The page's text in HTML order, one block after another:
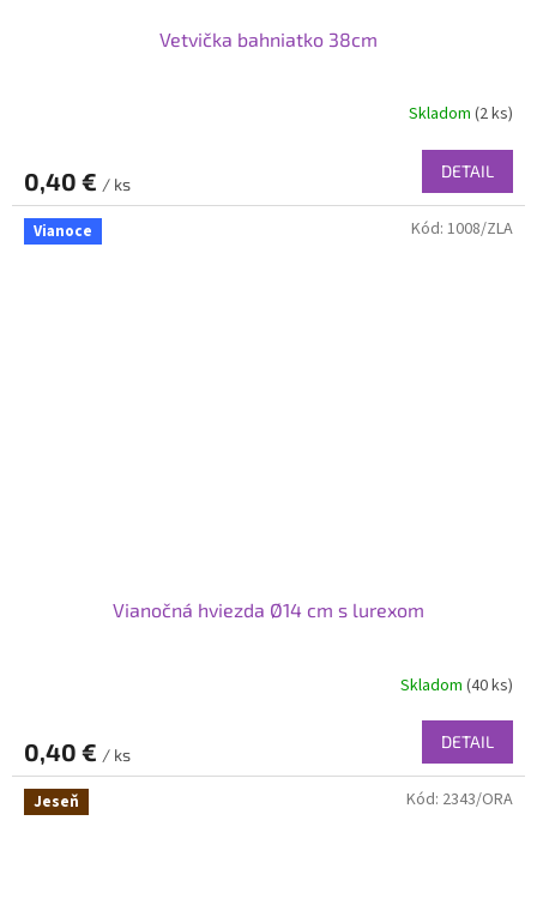
Vetvička bahniatko 38cm
Skladom (2 ks)
0,40 € / ks
DETAIL
Vianoce
Vianočná hviezda Ø14 cm s lurexom
Skladom (40 ks)
0,40 € / ks
DETAIL
Kód: 1008/ZLA
Jeseň Kód: 2343/ORA